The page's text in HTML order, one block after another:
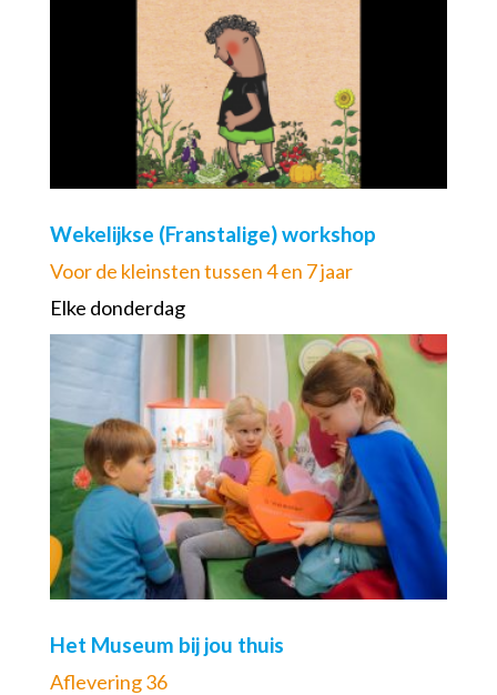
Wekelijkse (Franstalige) workshop
Voor de kleinsten tussen 4 en 7 jaar
Elke donderdag
Het Museum bij jou thuis
Aflevering 36